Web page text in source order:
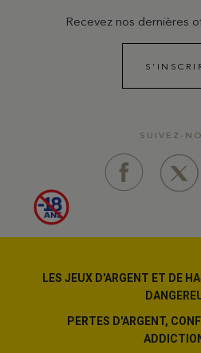
Recevez nos dernières
SUIVEZ-
LES JEUX D'ARGENT ET DE
PERTES D'ARGENT,